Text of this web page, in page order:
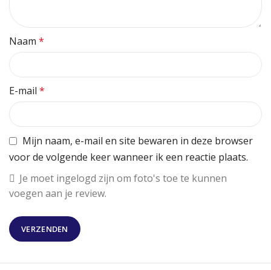
Naam *
E-mail *
Mijn naam, e-mail en site bewaren in deze browser
voor de volgende keer wanneer ik een reactie plaats.
Je moet ingelogd zijn om foto's toe te kunnen
voegen aan je review.